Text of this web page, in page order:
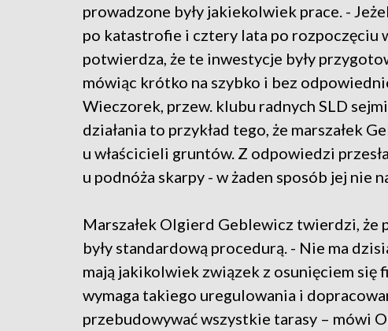
prowadzone były jakiekolwiek prace. -
po katastrofie i cztery lata po rozpoczęciu
potwierdza, że te inwestycje były
mówiąc krótko na szybko i bez
Wieczorek, przew. klubu radnych SLD
działania to przykład tego, że marszałek
u właścicieli gruntów. Z odpowiedzi
u podnóża skarpy - w żaden sposób jej nie
Marszałek Olgierd Geblewicz twierdzi,
były standardową procedurą. - Nie ma
mają jakikolwiek związek z osunięciem się
wymaga takiego uregulowania i
przebudowywać wszystkie tarasy – mówi